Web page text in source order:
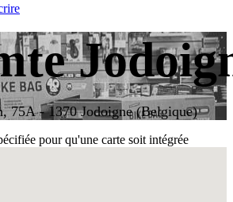
75A - 1370 Jodoigne (Belgique)
pour qu'une carte soit intégrée